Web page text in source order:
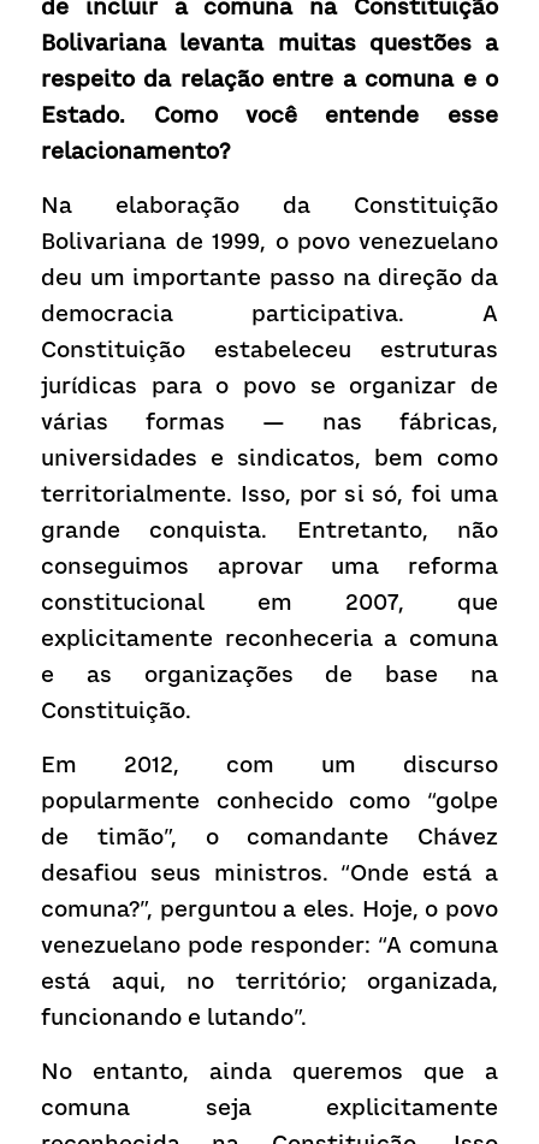
de incluir a comuna na Constituição
Bolivariana levanta muitas questões a
respeito da relação entre a comuna e o
Estado. Como você entende esse
relacionamento?
Na elaboração da Constituição
Bolivariana de 1999, o povo venezuelano
deu um importante passo na direção da
democracia participativa. A
Constituição estabeleceu estruturas
jurídicas para o povo se organizar de
várias formas — nas fábricas,
universidades e sindicatos, bem como
territorialmente. Isso, por si só, foi uma
grande conquista. Entretanto, não
conseguimos aprovar uma reforma
constitucional em 2007, que
explicitamente reconheceria a comuna
e as organizações de base na
Constituição.
Em 2012, com um discurso
popularmente conhecido como “golpe
de timão”, o comandante Chávez
desafiou seus ministros. “Onde está a
comuna?”, perguntou a eles. Hoje, o povo
venezuelano pode responder: “A comuna
está aqui, no território; organizada,
funcionando e lutando”.
No entanto, ainda queremos que a
comuna seja explicitamente